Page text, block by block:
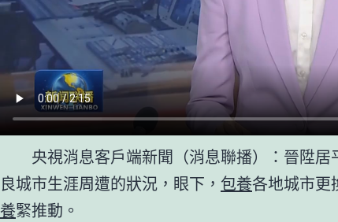
央視消息客戶端新聞（消息聯播）：晉陞居
良城市生涯周遭的狀況，眼下， 包養各地城市更
養緊推動。